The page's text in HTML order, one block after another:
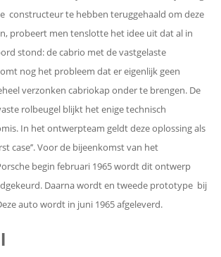
constructeur te hebben teruggehaald om deze
probeert men tenslotte het idee uit dat al in
stond: de cabrio met de vastgelaste
nog het probleem dat er eigenlijk geen
verzonken cabriokap onder te brengen. De
rolbeugel blijkt het enige technisch
In het ontwerpteam geldt deze oplossing als
case’’. Voor de bijeenkomst van het
begin februari 1965 wordt dit ontwerp
Daarna wordt en tweede prototype bij
auto wordt in juni 1965 afgeleverd.